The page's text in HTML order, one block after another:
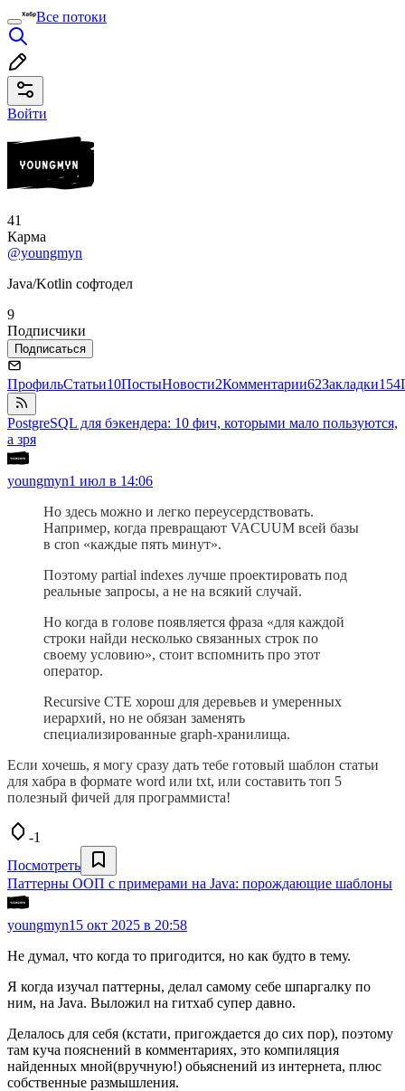
Все потоки
Войти
41
Карма
@youngmyn
Java/Kotlin софтодел
9
Подписчики
Подписаться
ПрофильСтатьи10ПостыНовости2Комментарии62Закладки154
PostgreSQL для бэкендера: 10 фич, которыми мало пользуются,
а зря
youngmyn1 июл в 14:06
Но здесь можно и легко переусердствовать.
Например, когда превращают VACUUM всей базы
в cron «каждые пять минут».
Поэтому partial indexes лучше проектировать под
реальные запросы, а не на всякий случай.
Но когда в голове появляется фраза «для каждой
строки найди несколько связанных строк по
своему условию», стоит вспомнить про этот
оператор.
Recursive CTE хорош для деревьев и умеренных
иерархий, но не обязан заменять
специализированные graph-хранилища.
Если хочешь, я могу сразу дать тебе готовый шаблон статьи
для хабра в формате word или txt, или составить топ 5
полезный фичей для программиста!
-1
Посмотреть
Паттерны ООП c примерами на Java: порождающие шаблоны
youngmyn15 окт 2025 в 20:58
Не думал, что когда то пригодится, но как будто в тему.
Я когда изучал паттерны, делал самому себе шпаргалку по
ним, на Java. Выложил на гитхаб супер давно.
Делалось для себя (кстати, пригождается до сих пор), поэтому
там куча пояснений в комментариях, это компиляция
найденных мной(вручную!) обьяснений из интернета, плюс
собственные размышления.